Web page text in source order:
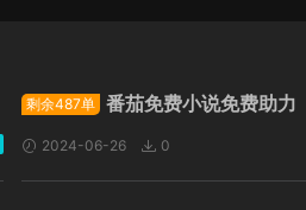
剩余487单 番茄免费小说免费助力
2024-06-26 0